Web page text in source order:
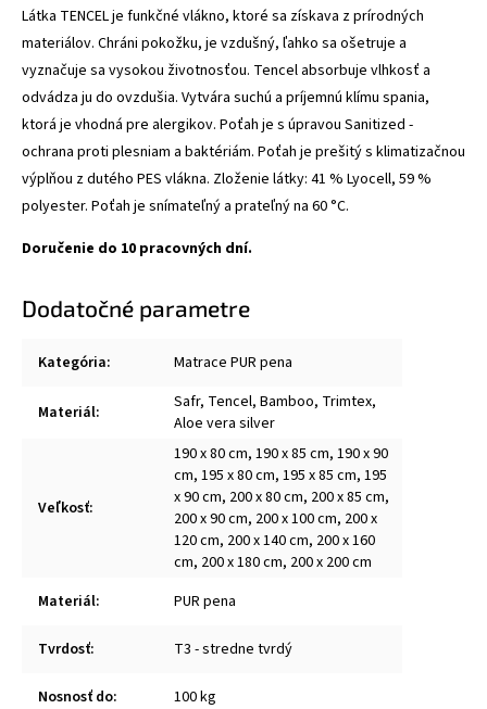
Látka TENCEL je funkčné vlákno, ktoré sa získava z prírodných
materiálov. Chráni pokožku, je vzdušný, ľahko sa ošetruje a
vyznačuje sa vysokou životnosťou. Tencel absorbuje vlhkosť a
odvádza ju do ovzdušia. Vytvára suchú a príjemnú klímu spania,
ktorá je vhodná pre alergikov. Poťah je s úpravou Sanitized -
ochrana proti plesniam a baktériám. Poťah je prešitý s klimatizačnou
výplňou z dutého PES vlákna. Zloženie látky: 41 % Lyocell, 59 %
polyester. Poťah je snímateľný a prateľný na 60 °C.
Doručenie do 10 pracovných dní.
Dodatočné parametre
Kategória: Matrace PUR pena
Materiál:
Safr, Tencel, Bamboo, Trimtex,
Aloe vera silver
Veľkosť:
190 x 80 cm, 190 x 85 cm, 190 x 90
cm, 195 x 80 cm, 195 x 85 cm, 195
x 90 cm, 200 x 80 cm, 200 x 85 cm,
200 x 90 cm, 200 x 100 cm, 200 x
120 cm, 200 x 140 cm, 200 x 160
cm, 200 x 180 cm, 200 x 200 cm
Materiál: PUR pena
Tvrdosť: T3 - stredne tvrdý
Nosnosť do: 100 kg